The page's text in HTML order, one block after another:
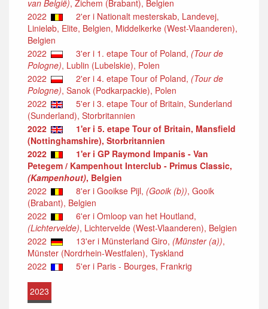
van België), Zichem (Brabant), Belgien
2022
2'er i Nationalt mesterskab, Landevej,
Linieløb, Elite, Belgien, Middelkerke (West-Vlaanderen),
Belgien
2022
3'er i 1. etape Tour of Poland, (Tour de
Pologne), Lublin (Lubelskie), Polen
2022
2'er i 4. etape Tour of Poland, (Tour de
Pologne), Sanok (Podkarpackie), Polen
2022
5'er i 3. etape Tour of Britain, Sunderland
(Sunderland), Storbritannien
2022
1'er i 5. etape Tour of Britain, Mansfield
(Nottinghamshire), Storbritannien
2022
1'er i GP Raymond Impanis - Van
Petegem / Kampenhout Interclub - Primus Classic,
(Kampenhout), Belgien
2022
8'er i Gooikse Pijl, (Gooik (b)), Gooik
(Brabant), Belgien
2022
6'er i Omloop van het Houtland,
(Lichtervelde), Lichtervelde (West-Vlaanderen), Belgien
2022
13'er i Münsterland Giro, (Münster (a)),
Münster (Nordrhein-Westfalen), Tyskland
2022
5'er i Paris - Bourges, Frankrig
2023